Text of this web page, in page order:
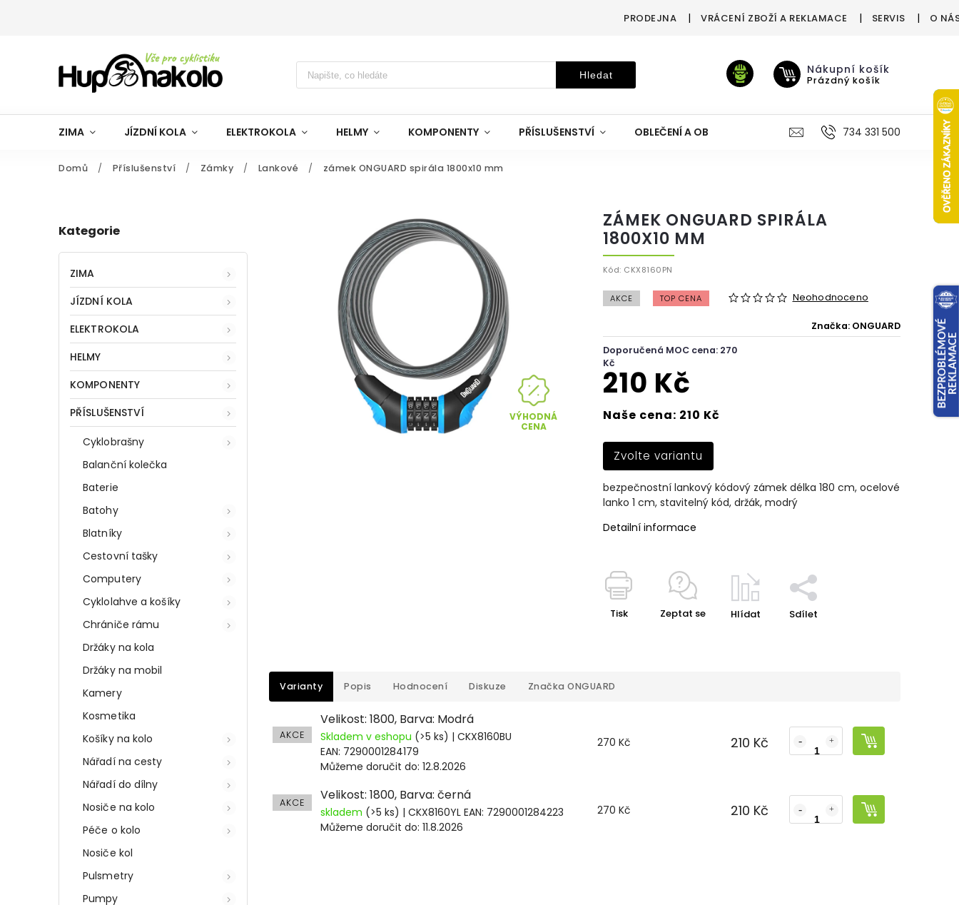
PRODEJNA VRÁCENÍ ZBOŽÍ A REKLAMACE SERVIS O
Hledat Nákupní košík
Prázdný košík
ZIMA JÍZDNÍ KOLA ELEKTROKOLA HELMY KOMPONENTY PŘÍSLUŠENSTVÍ OBLEČENÍ A OBUV VÝŽIVA VÝPRODEJ %
734 331 500
Domů / Příslušenství / Zámky / Lankové / zámek ONGUARD spirála 1800x10 mm
Kategorie
ZIMA
JÍZDNÍ KOLA
ELEKTROKOLA
HELMY
KOMPONENTY
PŘÍSLUŠENSTVÍ
Cyklobrašny
Balanční kolečka
Baterie
Batohy
Blatníky
Cestovní tašky
Computery
Cyklolahve a košíky
Chrániče rámu
Držáky na kola
Držáky na mobil
Kamery
Kosmetika
Košíky na kolo
Nářadí na cesty
Nářadí do dílny
Nosiče na kolo
Péče o kolo
Nosiče kol
Pulsmetry
Pumpy
VÝHODNÁ
CENA
ZÁMEK ONGUARD SPIRÁLA
1800X10 MM
Kód: CKX8160PN
AKCE TOP CENA Neohodnoceno
Značka: ONGUARD
Doporučená MOC cena: 270
Kč
210 Kč
Naše cena: 210 Kč
Zvolte variantu
bezpečnostní lankový kódový zámek délka 180 cm, ocelové
lanko 1 cm, stavitelný kód, držák, modrý
Detailní informace
Tisk Zeptat se Hlídat Sdílet
Varianty Popis Hodnocení Diskuze Značka ONGUARD
AKCE
Velikost: 1800, Barva: Modrá
Skladem v eshopu (>5 ks) | CKX8160BU
EAN: 7290001284179
Můžeme doručit do: 12.8.2026
270 Kč 210 Kč
AKCE Velikost: 1800, Barva: černá
skladem (>5 ks) | CKX8160YL EAN: 7290001284223
Můžeme doručit do: 11.8.2026
270 Kč 210 Kč